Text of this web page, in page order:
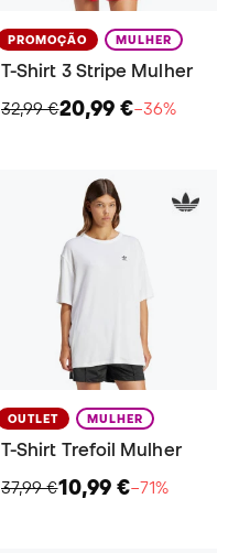
PROMOÇÃO MULHER
T-Shirt 3 Stripe Mulher
32,99 €20,99 €−36%
OUTLET MULHER
T-Shirt Trefoil Mulher
37,99 €10,99 €−71%